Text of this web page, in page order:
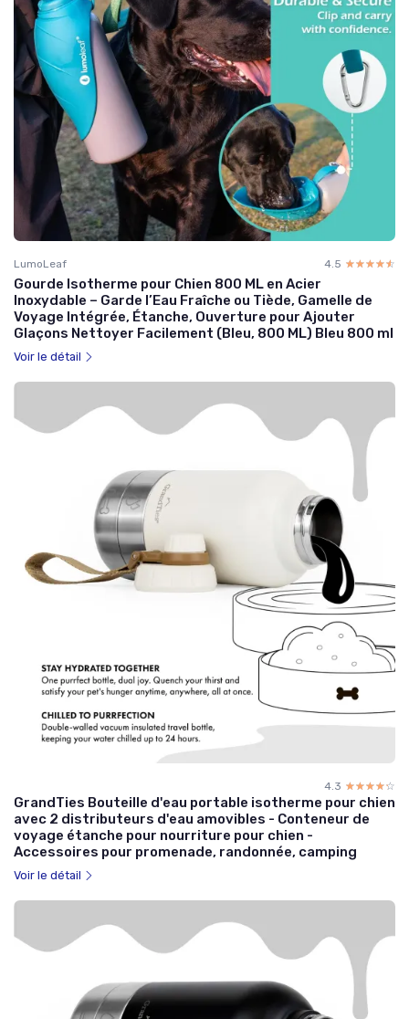
LumoLeaf 4.5 ☆☆☆☆☆
★★★★★
Gourde Isotherme pour Chien 800 ML en Acier
Inoxydable – Garde l’Eau Fraîche ou Tiède, Gamelle de
Voyage Intégrée, Étanche, Ouverture pour Ajouter
Glaçons Nettoyer Facilement (Bleu, 800 ML) Bleu 800 ml
Voir le détail
4.3 ☆☆☆☆☆
★★★★★
GrandTies Bouteille d'eau portable isotherme pour chien
avec 2 distributeurs d'eau amovibles - Conteneur de
voyage étanche pour nourriture pour chien -
Accessoires pour promenade, randonnée, camping
Voir le détail